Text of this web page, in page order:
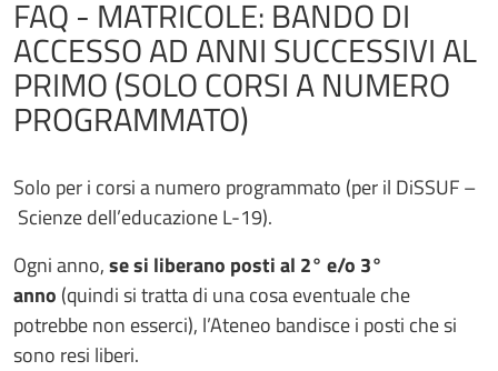
FAQ - MATRICOLE: BANDO DI
ACCESSO AD ANNI SUCCESSIVI AL
PRIMO (SOLO CORSI A NUMERO
PROGRAMMATO)
Solo per i corsi a numero programmato (per il DiSSUF –
Scienze dell’educazione L-19).
Ogni anno,se si liberano posti al 2° e/o 3°
anno (quindi si tratta di una cosa eventuale che
potrebbe non esserci), l’Ateneo bandisce i posti che si
sono resi liberi.